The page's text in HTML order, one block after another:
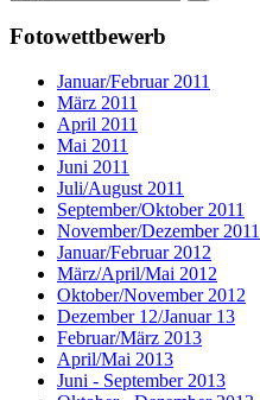
Fotowettbewerb
Januar/Februar 2011
März 2011
April 2011
Mai 2011
Juni 2011
Juli/August 2011
September/Oktober 2011
November/Dezember 2011
Januar/Februar 2012
März/April/Mai 2012
Oktober/November 2012
Dezember 12/Januar 13
Februar/März 2013
April/Mai 2013
Juni - September 2013